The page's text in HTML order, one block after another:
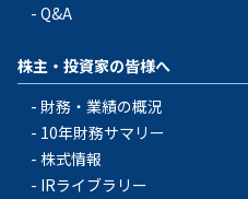
Q&A
株主・投資家の皆様へ
財務・業績の概況
10年財務サマリー
株式情報
IRライブラリー